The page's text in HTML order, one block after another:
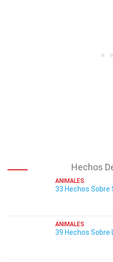
Hechos
ANIMALES
33 Hechos Sobre
ANIMALES
39 Hechos Sobre